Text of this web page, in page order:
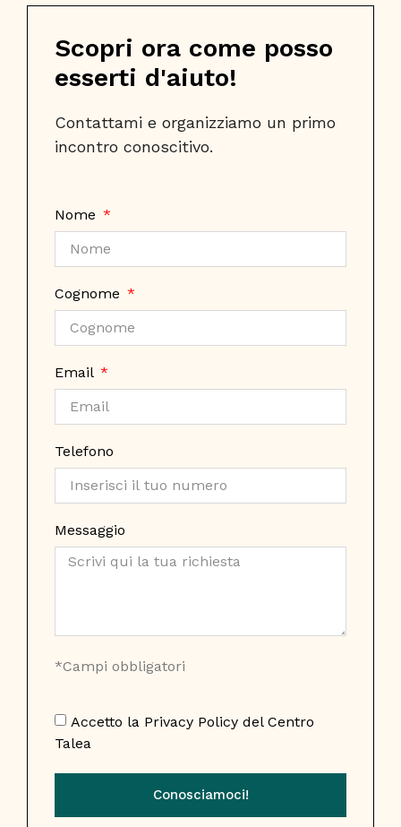
Scopri ora come posso
esserti d'aiuto!
Contattami e organizziamo un primo
incontro conoscitivo.
Nome
Cognome
Email
Telefono
Messaggio
*Campi obbligatori
Accetto la Privacy Policy del Centro
Talea
Conosciamoci!